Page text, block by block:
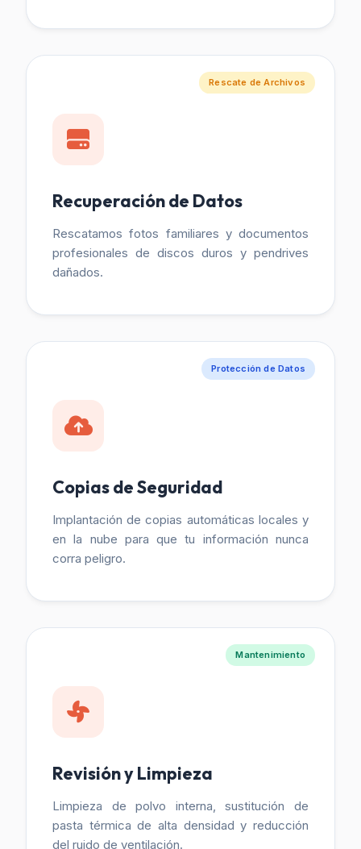
Rescate de Archivos
Recuperación de Datos
Rescatamos fotos familiares y documentos
profesionales de discos duros y pendrives
dañados.
Protección de Datos
Copias de Seguridad
Implantación de copias automáticas locales y
en la nube para que tu información nunca
corra peligro.
Mantenimiento
Revisión y Limpieza
Limpieza de polvo interna, sustitución de
pasta térmica de alta densidad y reducción
del ruido de ventilación.